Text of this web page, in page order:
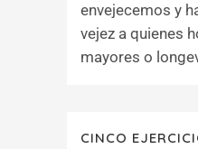
envejecemos y
vejez a quienes
mayores o
CINCO